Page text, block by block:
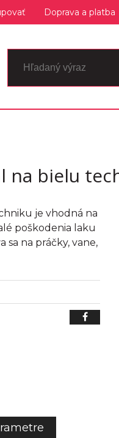
Doprava a platba
na bielu
je vhodná na
poškodenia laku
sa na práčky, vane,